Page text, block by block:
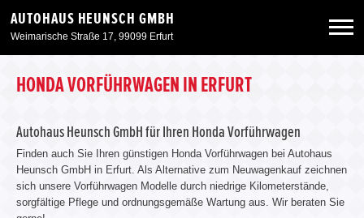
AUTOHAUS HEUNSCH GMBH
Weimarische Straße 17, 99099 Erfurt
Neuwagen
Gebrauchtwagen
Angebote
HONDA VORFÜHRWAGEN IN ERFURT
Autohaus Heunsch GmbH für Ihren Honda Vorführwagen
Finden auch Sie Ihren günstigen Honda Vorführwagen bei Autohaus
Heunsch GmbH in Erfurt. Als Alternative zum Neuwagenkauf zeichnen
sich unsere Vorführwagen Modelle durch niedrige Kilometerstände,
sorgfältige Pflege und ordnungsgemäße Wartung aus. Wir beraten Sie